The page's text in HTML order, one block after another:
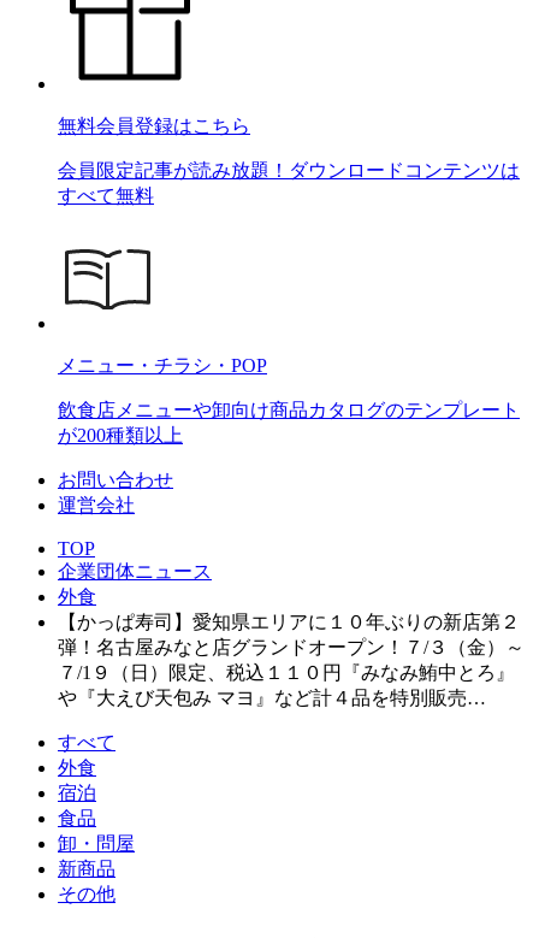
無料会員登録はこちら
会員限定記事が読み放題！ダウンロードコンテンツは
すべて無料
メニュー・チラシ・POP
飲食店メニューや卸向け商品カタログのテンプレート
が200種類以上
お問い合わせ
運営会社
TOP
企業団体ニュース
外食
【かっぱ寿司】愛知県エリアに１０年ぶりの新店第２
弾！名古屋みなと店グランドオープン！７/３（金）～
７/1９（日）限定、税込１１０円『みなみ鮪中とろ』
や『大えび天包み マヨ』など計４品を特別販売…
すべて
外食
宿泊
食品
卸・問屋
新商品
その他